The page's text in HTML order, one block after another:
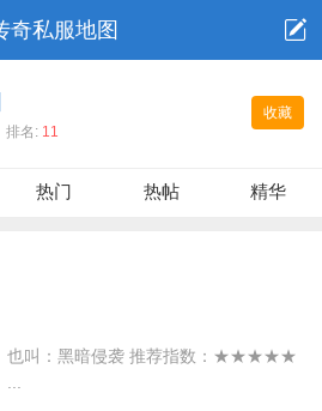
奇私服地图
收藏
排名: 11
热门 热帖 精华
也叫：黑暗侵袭 推荐指数：★★★★★